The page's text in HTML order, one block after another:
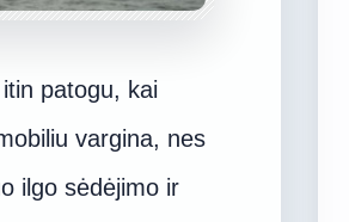
patogu, kai
vargina, nes
ilgo sėdėjimo ir